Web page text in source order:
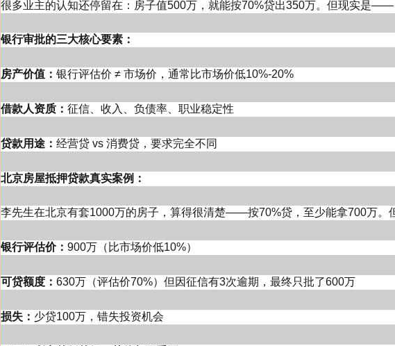
1. 主流银行利率梯队最低梯队（2.15%-2.35%）：中信银行 “房抵 e
年、征信无逾期、流水充足）可享。
+”2.35% 起、北京银行 2.45% 起，适用于一般合规经营企业。
2.5%-3.2%，单户最高 500 万，无需抵押。
5 月 20 日 1 年期 LPR 维持 3.0%，银行加点空间持续压缩，平均
监管新政引导银行 “提质”，优质实体企业（科技、消费、外贸）获
企业申请房屋抵押贷款政策持续收紧！
服务业贴息政策延续：单户最高 1000 万贷款享 1% 年贴息，贴息
1.15%-1.85%
二、经营贷政策整体收紧，政策分化
6 月监管明确 “穿透式审查、严控空壳企业”，审核呈现 “主体严、经
特点，JT银行、ZX银行政策调整最具代表性：
很多业主的认知还停留在：房子值500万，就能按70%贷出350万。但现实是——
银行审批的三大核心要素：
房产价值： 银行评估价 ≠ 市场价，通常比市场价低10%-20%
借款人资质： 征信、收入、负债率、职业稳定性
贷款用途： 经营贷 vs 消费贷，要求完全不同
北京房屋抵押贷款真实案例：
李先生在北京有套1000万的房子，算得很清楚——按70%贷，至少能拿700万。
银行评估价： 900万（比市场价低10%）
可贷额度： 630万（评估价70%）但因征信有3次逾期，最终只批了600万
损失： 少贷100万，错失投资机会